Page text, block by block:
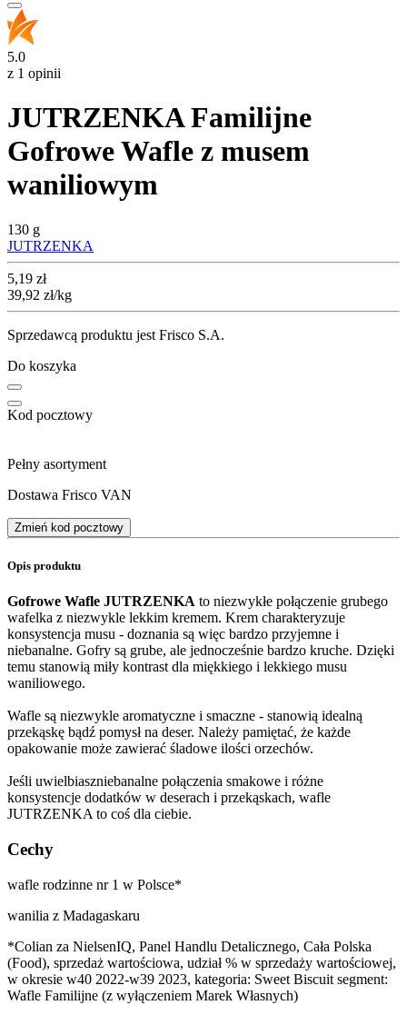
5.0
z 1 opinii
JUTRZENKA Familijne
Gofrowe Wafle z musem
waniliowym
130 g
JUTRZENKA
Cena
5,19 zł
39,92 zł/kg
Sprzedawcą produktu jest Frisco S.A.
Do koszyka
Kod pocztowy
Pełny asortyment
Dostawa Frisco VAN
Zmień kod pocztowy
Opis produktu
Gofrowe Wafle JUTRZENKA to niezwykłe połączenie grubego
wafelka z niezwykle lekkim kremem. Krem charakteryzuje
konsystencja musu - doznania są więc bardzo przyjemne i
niebanalne. Gofry są grube, ale jednocześnie bardzo kruche. Dzięki
temu stanowią miły kontrast dla miękkiego i lekkiego musu
waniliowego.
Wafle są niezwykle aromatyczne i smaczne - stanowią idealną
przekąskę bądź pomysł na deser. Należy pamiętać, że każde
opakowanie może zawierać śladowe ilości orzechów.
Jeśli uwielbiaszniebanalne połączenia smakowe i różne
konsystencje dodatków w deserach i przekąskach, wafle
JUTRZENKA to coś dla ciebie.
Cechy
wafle rodzinne nr 1 w Polsce*
wanilia z Madagaskaru
*Colian za NielsenIQ, Panel Handlu Detalicznego, Cała Polska
(Food), sprzedaż wartościowa, udział % w sprzedaży wartościowej,
w okresie w40 2022-w39 2023, kategoria: Sweet Biscuit segment:
Wafle Familijne (z wyłączeniem Marek Własnych)